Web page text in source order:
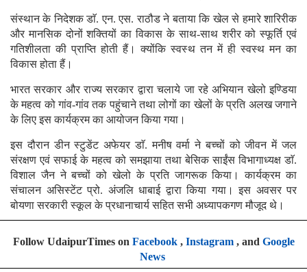
संस्थान के निदेशक डाॅ. एन. एस. राठौड ने बताया कि खेल से हमारे शारिरीक
और मानसिक दोनों शक्तियों का विकास के साथ-साथ शरीर को स्फूर्ति एवं
गतिशीलता की प्राप्ति होती हैं। क्योंकि स्वस्थ तन में ही स्वस्थ मन का
विकास होता हैं।
भारत सरकार और राज्य सरकार द्वारा चलाये जा रहे अभियान खेलो इण्डिया
के महत्व को गांव-गांव तक पहुंचाने तथा लोगों का खेलों के प्रति अलख जगाने
के लिए इस कार्यक्रम का आयोजन किया गया।
इस दौरान डीन स्टुडेंट अफेयर डाॅ. मनीष वर्मा ने बच्चों को जीवन में जल
संरक्षण एवं सफाई के महत्व को समझाया तथा बेसिक साईंस विभागाध्यक्ष डाॅ.
विशाल जैन ने बच्चों को खेलो के प्रति जागरूक किया। कार्यक्रम का
संचालन असिस्टेंट प्रो. अंजलि धाबाई द्वारा किया गया। इस अवसर पर
बोयणा सरकारी स्कूल के प्रधानाचार्य सहित सभी अध्यापकगण मौजूद थे।
Follow UdaipurTimes on Facebook, Instagram, and Google
News